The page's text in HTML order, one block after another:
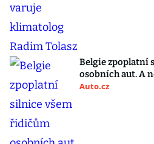
Belgie zpoplatní
osobních aut. A
Auto.cz